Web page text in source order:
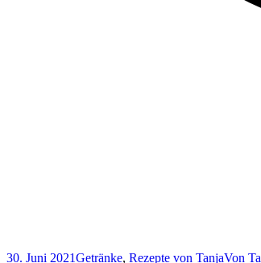
30. Juni 2021Getränke, Rezepte von TanjaVon